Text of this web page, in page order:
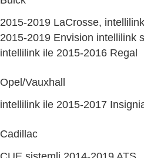
2015-2019 LaCrosse,
2015-2019 Envision intellilink
intellilink ile 2015-2016 Regal
Opel/Vauxhall
intellilink ile 2015-2017
Cadillac